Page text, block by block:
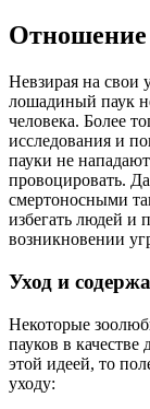
Отношение
Невзирая на свои
лошадиный паук
человека. Более
исследования и
пауки не
провоцировать.
смертоносными
избегать людей и
возникновении
Уход и
Некоторые
пауков в
этой идеей, то
уходу: